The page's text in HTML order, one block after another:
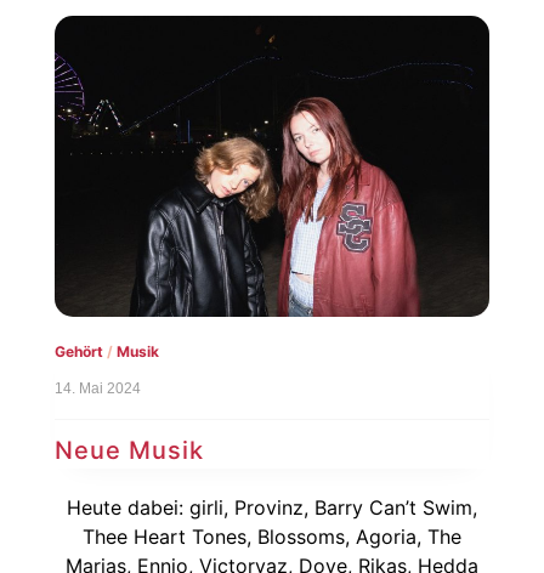
Gehört/ Musik
14. Mai 2024
Neue Musik
Heute dabei: girli, Provinz, Barry Can’t Swim,
Thee Heart Tones, Blossoms, Agoria, The
Marias, Ennio, Victoryaz, Dove, Rikas, Hedda